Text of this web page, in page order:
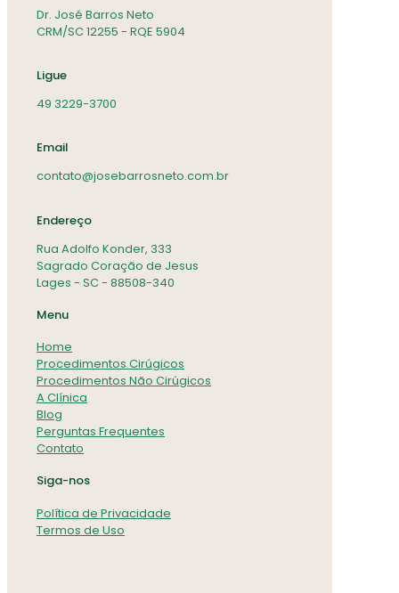
Dr. José Barros Neto
CRM/SC 12255 - RQE 5904
Ligue
49 3229-3700
Email
contato@josebarrosneto.com.br
Endereço
Rua Adolfo Konder, 333
Sagrado Coração de Jesus
Lages - SC - 88508-340
Menu
Home
Procedimentos Cirúgicos
Procedimentos Não Cirúgicos
A Clínica
Blog
Perguntas Frequentes
Contato
Siga-nos
Política de Privacidade
Termos de Uso